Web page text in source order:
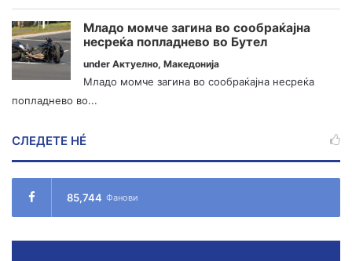
Младо момче загина во сообраќајна
несреќа попладнево во Бутел
under Актуелно, Македонија
Младо момче загина во сообраќајна несреќа
попладнево во...
СЛЕДЕТЕ НÉ
85,744 Фанови